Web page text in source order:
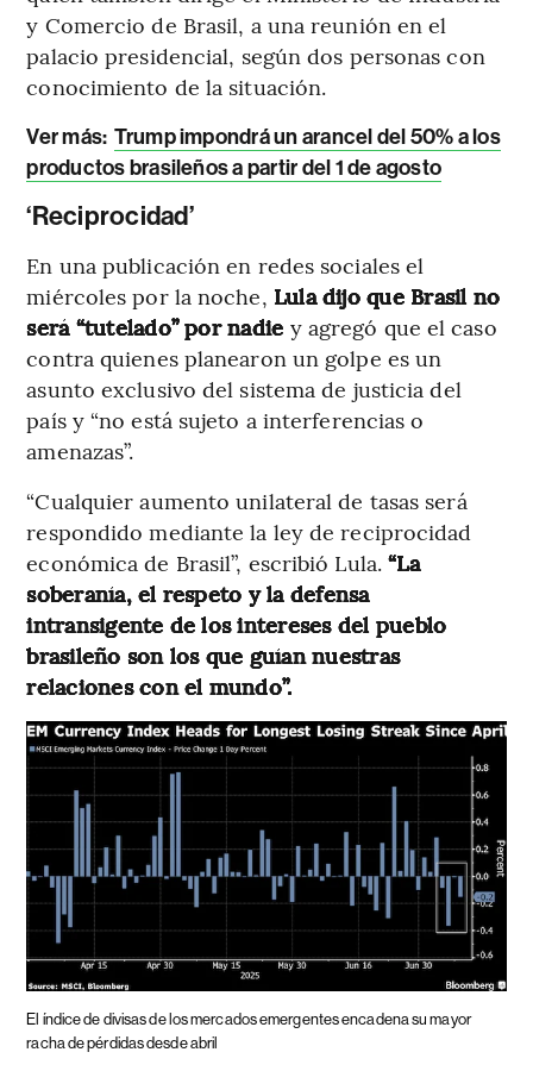
y Comercio de Brasil, a una reunión en el
palacio presidencial, según dos personas con
conocimiento de la situación.
Ver más: Trump impondrá un arancel del 50% a los
productos brasileños a partir del 1 de agosto
‘Reciprocidad’
En una publicación en redes sociales el
miércoles por la noche, Lula dijo que Brasil no
será “tutelado” por nadie y agregó que el caso
contra quienes planearon un golpe es un
asunto exclusivo del sistema de justicia del
país y “no está sujeto a interferencias o
amenazas”.
“Cualquier aumento unilateral de tasas será
respondido mediante la ley de reciprocidad
económica de Brasil”, escribió Lula.“La
soberanía, el respeto y la defensa
intransigente de los intereses del pueblo
brasileño son los que guían nuestras
relaciones con el mundo”.
El índice de divisas de los mercados emergentes encadena su mayor
racha de pérdidas desde abril